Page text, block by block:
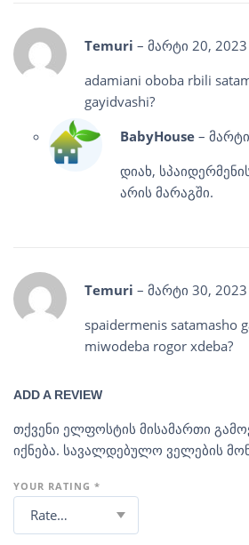
Temuri – მარტი 20, 2023
adamiani oboba rbili
gayidvashi?
BabyHouse –
დიახ,
არის მარაგში.
Temuri – მარტი 30, 2023
spaidermenis satamasho
miwodeba rogor xdeba?
ADD A REVIEW
თქვენი ელფოსტის მისამართი
იქნება. სავალდებულო ველების
YOUR RATING *